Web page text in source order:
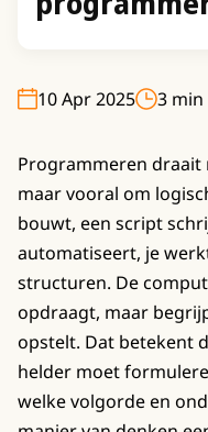
10 Apr 2025 3 min
Programmeren draait
maar vooral om
bouwt, een script
automatiseert, je
structuren. De
opdraagt, maar
opstelt. Dat betekent
helder moet
welke volgorde en